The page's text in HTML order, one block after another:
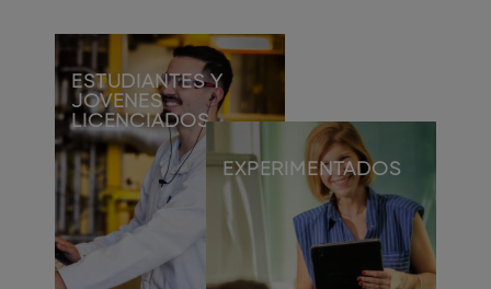
ESTUDIANTES Y
JÓVENES
LICENCIADOS
EXPERIMENTADOS